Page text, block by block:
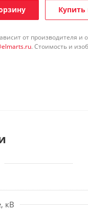
Купить
от производителя и
. Стоимость и
кВ